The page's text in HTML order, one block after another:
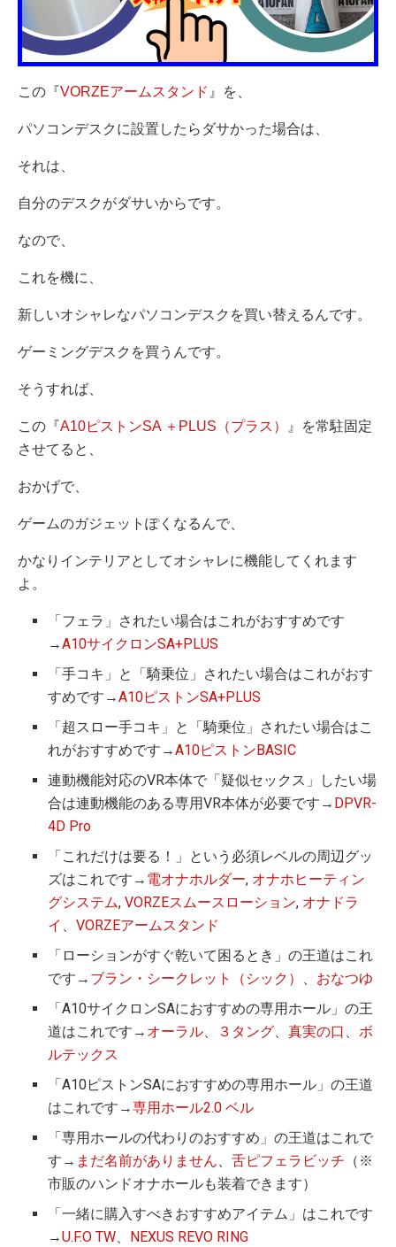
この『VORZEアームスタンド 』を、
パソコンデスクに設置したらダサかった場合は、
それは、
自分のデスクがダサいからです。
なので、
これを機に、
新しいオシャレなパソコンデスクを買い替えるんです。
ゲーミングデスクを買うんです。
そうすれば、
この『A10ピストンSA ＋PLUS（プラス）
』を常駐固定
させてると、
おかげで、
ゲームのガジェットぽくなるんで、
かなりインテリアとしてオシャレに機能してくれます
よ。
「フェラ」されたい場合はこれがおすすめです
→A10サイクロンSA+PLUS
「手コキ」と「騎乗位」されたい場合はこれがおす
すめです→A10ピストンSA+PLUS
「超スロー手コキ」と「騎乗位」されたい場合はこ
れがおすすめです→A10ピストンBASIC
連動機能対応のVR本体で「疑似セックス」したい場
合は連動機能のある専用VR本体が必要です→ DPVR-
4D Pro
「これだけは要る！」という必須レベルの周辺グッ
ズはこれです→ 電オナホルダー, オナホヒーティン
グシステム,VORZEスムースローション, オナドラ
イ 、VORZEアームスタンド
「ローションがすぐ乾いて困るとき」の王道はこれ
です→ ブラン・シークレット（シック） 、 おなつゆ
「A10サイクロンSAにおすすめの専用ホール」の王
道はこれです→ オーラル、 ３タング、真実の口 、ボ
ルテックス
「A10ピストンSAにおすすめの専用ホール」の王道
はこれです→専用ホール2.0 ベル
「専用ホールの代わりのおすすめ」の王道はこれで
す→ まだ名前がありません、舌ピフェラビッチ （※
市販のハンドオナホールも装着できます）
「一緒に購入すべきおすすめアイテム」はこれです
→U.F.O TW、
NEXUS REVO RING